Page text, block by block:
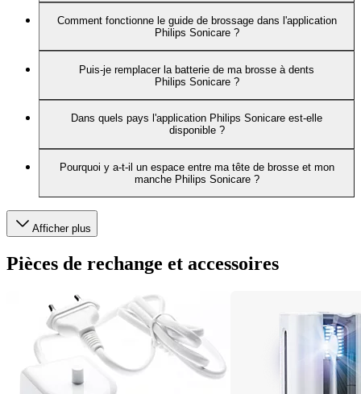
Comment fonctionne le guide de brossage dans l'application
Philips Sonicare ?
Puis-je remplacer la batterie de ma brosse à dents
Philips Sonicare ?
Dans quels pays l'application Philips Sonicare est-elle
disponible ?
Pourquoi y a-t-il un espace entre ma tête de brosse et mon
manche Philips Sonicare ?
Afficher plus
Pièces de rechange et accessoires